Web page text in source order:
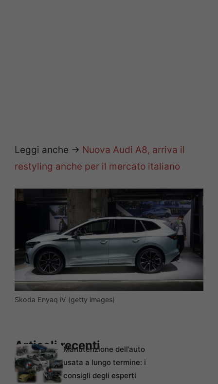
Leggi anche -> Nuova Audi A8, arriva il
restyling anche per il mercato italiano
Skoda Enyaq iV (getty images)
Articoli recentiManutenzione dell’auto
usata a lungo termine: i
consigli degli esperti